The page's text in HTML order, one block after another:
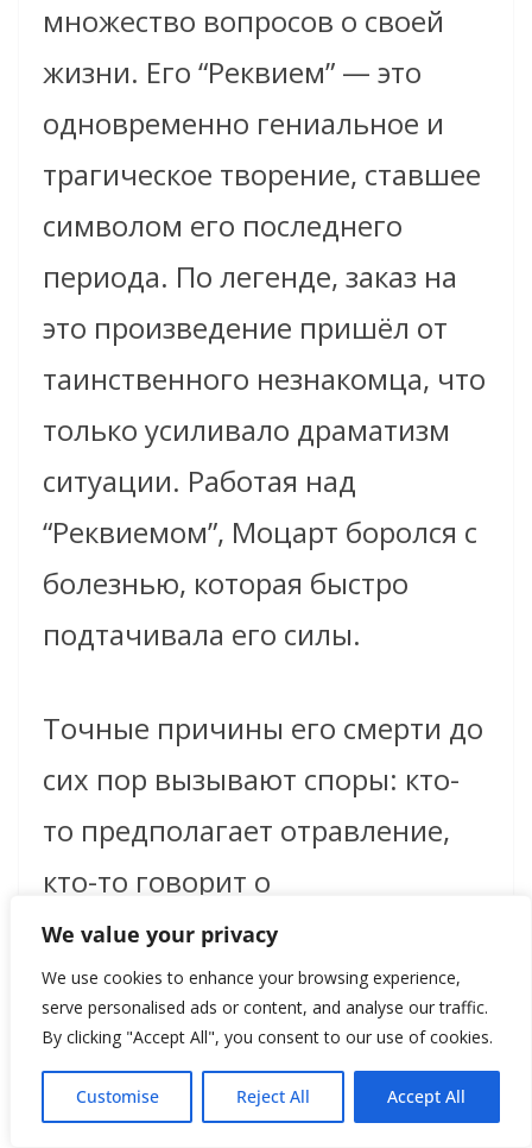
We value your privacy
We use cookies to enhance your browsing experience,
serve personalised ads or content, and analyse our traffic.
By clicking "Accept All", you consent to our use of cookies.
Customise Reject All Accept All
множество вопросов о своей
жизни. Его “Реквием” — это
одновременно гениальное и
трагическое творение, ставшее
символом его последнего
периода. По легенде, заказ на
это произведение пришёл от
таинственного незнакомца, что
только усиливало драматизм
ситуации. Работая над
“Реквиемом”, Моцарт боролся с
болезнью, которая быстро
подтачивала его силы.
Точные причины его смерти до
сих пор вызывают споры: кто-
то предполагает отравление,
кто-то говорит о
ревматической лихорадке или
почечной недостаточности.
Однако современные
исследования склоняются к